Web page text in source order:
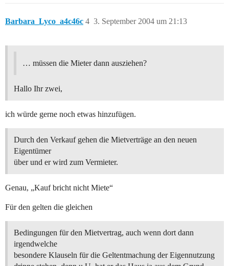
Barbara_Lyco_a4c46c 3. September 2004 um 21:13
4
… müssen die Mieter dann ausziehen?
Hallo Ihr zwei,
ich würde gerne noch etwas hinzufügen.
Durch den Verkauf gehen die Mietverträge an den neuen
Eigentümer
über und er wird zum Vermieter.
Genau, „Kauf bricht nicht Miete“
Für den gelten die gleichen
Bedingungen für den Mietvertrag, auch wenn dort dann
irgendwelche
besondere Klauseln für die Geltentmachung der Eigennutzung